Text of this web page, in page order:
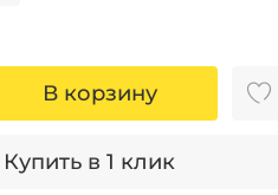
В корзину
Купить в 1 клик